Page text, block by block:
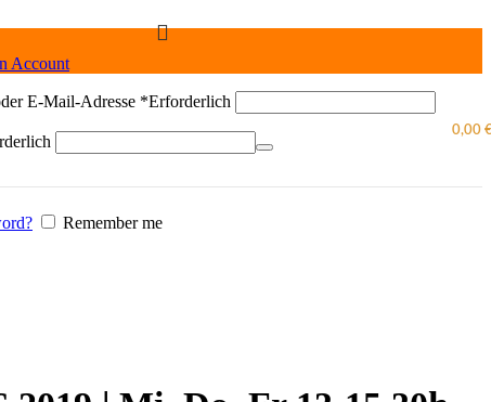
Account
E-Mail-Adresse *Erforderlich
Remember me
0,00